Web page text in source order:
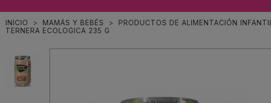
INICIO MAMÁS Y BEBÉS PRODUCTOS DE ALIMENTACIÓN INFANTIL
TERNERA ECOLOGICA 235 G